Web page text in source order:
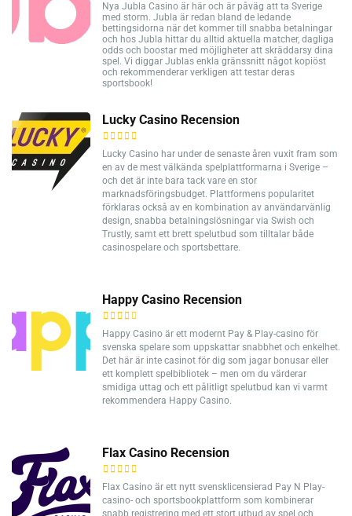
Nya Jubla Casino är här och är påväg att ta Sverige
med storm. Jubla är redan bland de ledande
bettingsidorna när det kommer till snabba betalningar
och hos Jubla hittar du alltid aktuella matcher, dagliga
odds och boostar med möjligheter att skräddarsy dina
spel. Vi diggar Jublas enkla gränssnitt något kopiöst
och rekommenderar verkligen att testar deras
sportsbook!
Lucky Casino Recension
Lucky Casino har under de senaste åren vuxit fram som
en av de mest välkända spelplattformarna i Sverige –
och det är inte bara tack vare en stor
marknadsföringsbudget. Plattformens popularitet
förklaras också av en kombination av användarvänlig
design, snabba betalningslösningar via Swish och
Trustly, samt ett brett spelutbud som tilltalar både
casinospelare och sportsbettare.
Happy Casino Recension
Happy Casino är ett modernt Pay & Play-casino för
svenska spelare som uppskattar snabbhet och enkelhet.
Det här är inte casinot för dig som jagar bonusar eller
ett komplett spelbibliotek – men om du värderar
smidiga uttag och ett pålitligt spelutbud kan vi varmt
rekommendera Happy Casino.
Flax Casino Recension
Flax Casino är ett nytt svensklicensierad Pay N Play-
casino- och sportsbookplattform som kombinerar
snabb registrering med ett stort utbud av spel och